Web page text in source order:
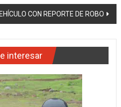
CON REPORTE DE ROBO
interesar